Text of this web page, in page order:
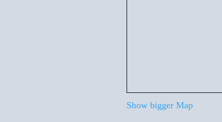
Show bigger Map